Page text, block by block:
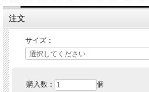
注文
サイズ：
購入数： 個